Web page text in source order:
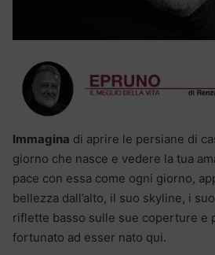
Immagina di aprire le persiane di
giorno che nasce e vedere la tua
pace con essa come ogni giorno,
bellezza dall’alto, il suo skyline, i
riflette basso sulle sue coperture e
fortunato ad esser nato qui.